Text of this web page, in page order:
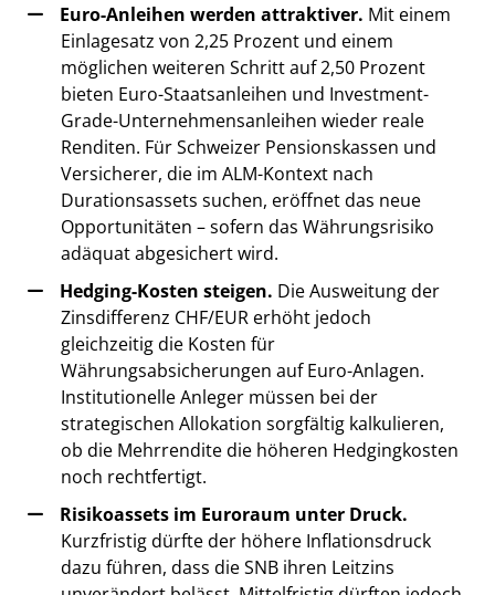
Euro-Anleihen werden attraktiver. Mit einem
Einlagesatz von 2,25 Prozent und einem
möglichen weiteren Schritt auf 2,50 Prozent
bieten Euro-Staatsanleihen und Investment-
Grade-Unternehmensanleihen wieder reale
Renditen. Für Schweizer Pensionskassen und
Versicherer, die im ALM-Kontext nach
Durationsassets suchen, eröffnet das neue
Opportunitäten – sofern das Währungsrisiko
adäquat abgesichert wird.
Hedging-Kosten steigen. Die Ausweitung der
Zinsdifferenz CHF/EUR erhöht jedoch
gleichzeitig die Kosten für
Währungsabsicherungen auf Euro-Anlagen.
Institutionelle Anleger müssen bei der
strategischen Allokation sorgfältig kalkulieren,
ob die Mehrrendite die höheren Hedgingkosten
noch rechtfertigt.
Risikoassets im Euroraum unter Druck.
Kurzfristig dürfte der höhere Inflationsdruck
dazu führen, dass die SNB ihren Leitzins